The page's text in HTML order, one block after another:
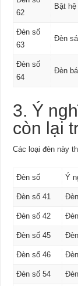
62
Bật
Đèn số
63
Đèn
Đèn số
64
Đèn
3. Ý
còn lại
Các loại đèn này
Đèn số Ý
Đèn số 41
Đèn số 42
Đèn số 45
Đèn số 46
Đèn số 54